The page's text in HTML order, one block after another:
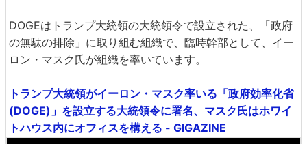
DOGEはトランプ大統領の大統領令で設立された、「政府
の無駄の排除」に取り組む組織で、臨時幹部として、イー
ロン・マスク氏が組織を率いています。
トランプ大統領がイーロン・マスク率いる「政府効率化省
(DOGE)」を設立する大統領令に署名、マスク氏はホワイ
トハウス内にオフィスを構える - GIGAZINE